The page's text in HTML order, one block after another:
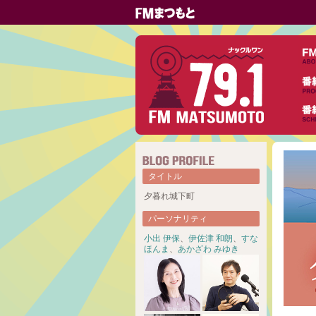
タイトル
夕暮れ城下町
パーソナリティ
小出 伊保、 伊佐津 和朗、 すな
ほんま 、 あかざわ みゆき